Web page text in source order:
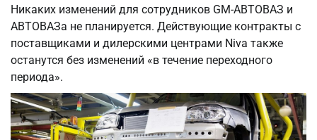
Никаких изменений для сотрудников GM-АВТОВАЗ и
АВТОВАЗа не планируется. Действующие контракты с
поставщиками и дилерскими центрами Niva также
останутся без изменений «в течение переходного
периода».